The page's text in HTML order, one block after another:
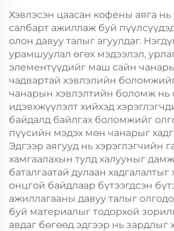
Пластик Пакинг
Хэвлэсэн цаасан кофены аяга
салбарт ажиллаж буй
олон давуу талыг агуулдаг.
урамшуулал өгөх мэдээлэл,
элементүүдийг маш сайн
чадвартай хэвлэлийн
чанарын хэвлэлтийн боломж нь
идэвхжүүлэлт хийхэд
байдалд байлгах боломжийг
пүүсийн мэдэх мөн чанарыг
Эдгээр аягууд нь хэрэглэгчийн
хамгаалахын тулд халууныг
баталгаатай дулаан хадгалалтыг
онцгой байдлаар бүтээгдсэн
ажиллагааны давуу талыг
буй материалыг тодорхой
авдаг бөгөөд эдгээр нь зардлыг